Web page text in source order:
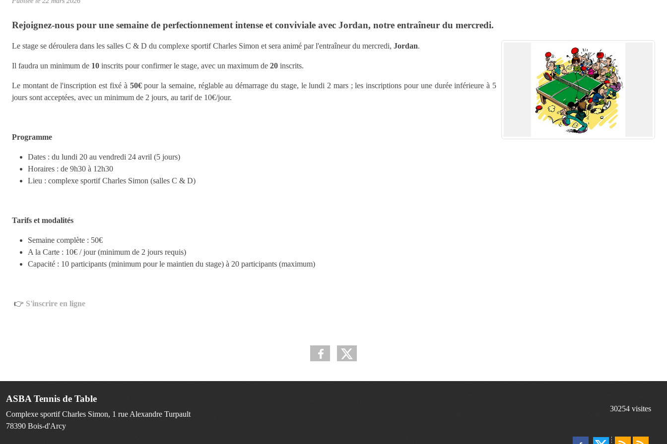
Rejoignez-nous pour une semaine de perfectionnement intense et conviviale avec Jordan, notre entraîneur du mercredi.
Le stage se déroulera dans les salles C & D du complexe sportif Charles Simon et sera animé par l'entraîneur du mercredi, Jordan.
Il faudra un minimum de 10 inscrits pour confirmer le stage, avec un maximum de 20 inscrits.
Le montant de l'inscription est fixé à 50€pour la semaine, réglable au démarrage du stage, le lundi 2 mars ; les inscriptions pour une durée inférieure à 5
jours sont acceptées, avec un minimum de 2 jours, au tarif de 10€/jour.
Programme
Dates : du lundi 20 au vendredi 24 avril (5 jours)
Horaires : de 9h30 à 12h30
Lieu : complexe sportif Charles Simon (salles C & D)
Tarifs et modalités
Semaine complète : 50€
A la Carte : 10€ / jour (minimum de 2 jours requis)
Capacité : 10 participants (minimum pour le maintien du stage) à 20 participants (maximum)
👉 S'inscrire en ligne
ASBA Tennis de Table
Complexe sportif Charles Simon, 1 rue Alexandre Turpault
78390 Bois-d'Arcy
30254 visites